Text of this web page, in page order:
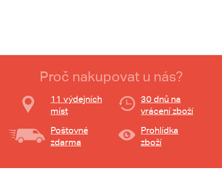
Proč nakupovat u nás?
11 výdejních
míst
30 dnů na
vrácení zboží
Poštovné
zdarma
Prohlídka
zboží